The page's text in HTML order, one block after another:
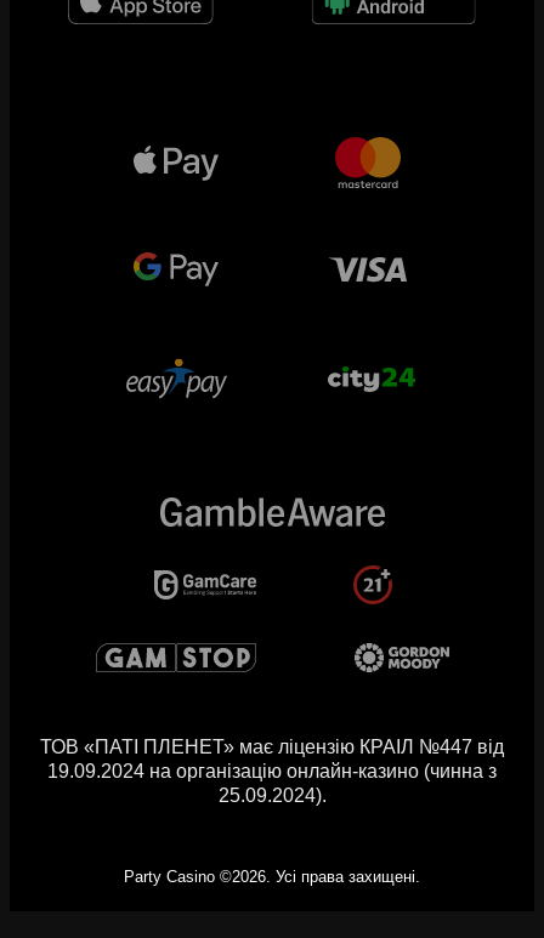
ТОВ «ПАТІ ПЛЕНЕТ» має ліцензію КРАІЛ №447 від
19.09.2024 на організацію онлайн-казино (чинна з
25.09.2024).
Party Casino ©2026. Усі права захищені.